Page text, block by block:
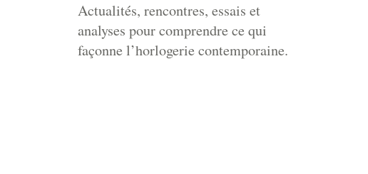
Actualités, rencontres, essais et
analyses pour comprendre ce qui
façonne l’horlogerie contemporaine.